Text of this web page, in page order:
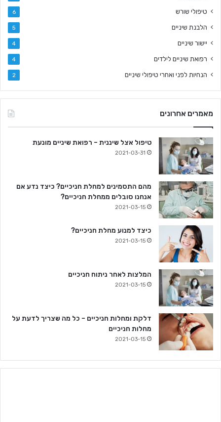
טיפולי שורש 6
הלבנת שיניים 5
יישור שיניים 4
רפואת שיניים לילדים 4
הנחיות לפני ואחרי טיפולי שיניים 2
מאמרים אחרונים
טיפול אצל שיננית – רפואת שיניים מונעת
2021-03-31
מהם התסמינים למחלת חניכיים? כיצד נדע אם
אנחנו סובלים ממחלת חניכיים?
2021-03-15
כיצד למנוע מחלת חניכיים?
2021-03-15
המלצות לאחר ניתוח חניכיים
2021-03-15
דלקת ומחלות חניכיים – כל מה שצריך לדעת על
מחלות חניכיים
2021-03-15